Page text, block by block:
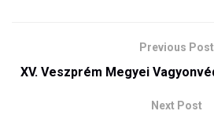
Previous Post
XV. Veszprém Megyei
Next Post